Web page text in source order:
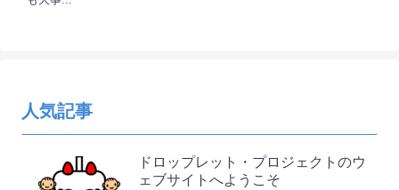
人気記事
ドロップレット・プロジェクトのウ
ェブサイトへようこそ